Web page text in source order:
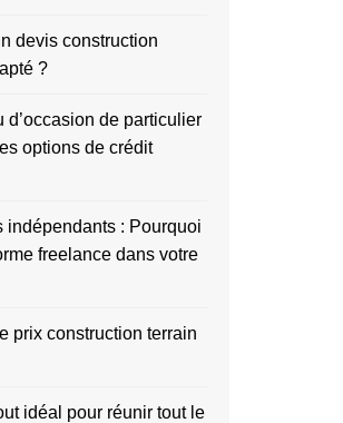
devis construction
?
d’occasion de particulier
options de crédit
indépendants : Pourquoi
freelance dans votre
prix construction terrain
idéal pour réunir tout le